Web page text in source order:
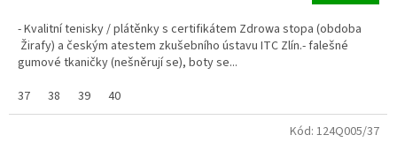
- Kvalitní tenisky / plátěnky s certifikátem Zdrowa stopa (obdoba
Žirafy) a českým atestem zkušebního ústavu ITC Zlín.- falešné
gumové tkaničky (nešněrují se), boty se...
37
38 39 40
Kód: 124Q005/37